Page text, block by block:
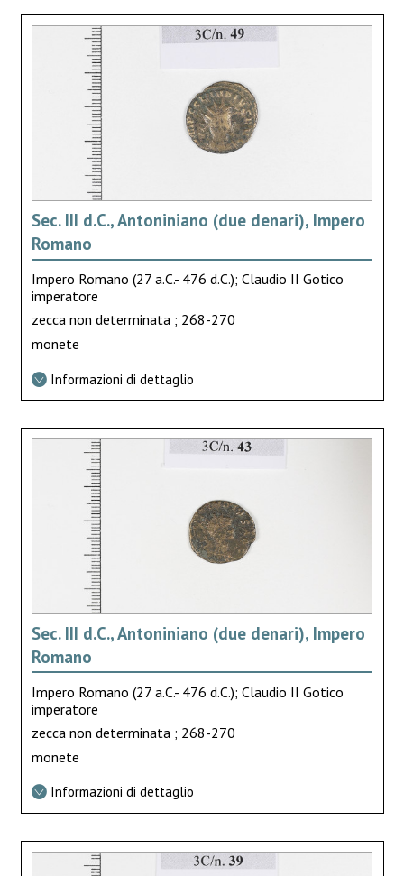
Sec. III d.C., Antoniniano (due denari), Impero
Romano
Impero Romano (27 a.C.- 476 d.C.); Claudio II Gotico
imperatore
zecca non determinata ; 268-270
monete
Informazioni di dettaglio
Sec. III d.C., Antoniniano (due denari), Impero
Romano
Impero Romano (27 a.C.- 476 d.C.); Claudio II Gotico
imperatore
zecca non determinata ; 268-270
monete
Informazioni di dettaglio